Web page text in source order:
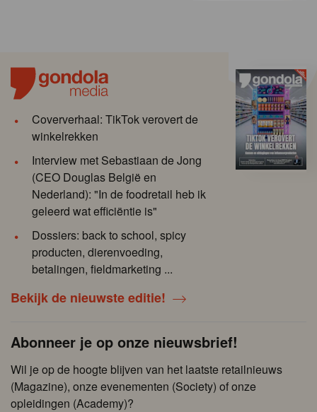
Coververhaal: TikTok verovert de
winkelrekken
Interview met Sebastiaan de Jong
(CEO Douglas België en
Nederland): "In de foodretail heb ik
geleerd wat efficiëntie is"
Dossiers: back to school, spicy
producten, dierenvoeding,
betalingen, fieldmarketing ...
Bekijk de nieuwste editie!
Abonneer je op onze nieuwsbrief!
Wil je op de hoogte blijven van het laatste retailnieuws
(Magazine), onze evenementen (Society) of onze
opleidingen (Academy)?